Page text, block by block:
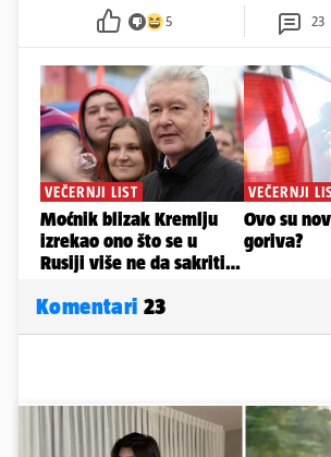
5 23
Komentari 23